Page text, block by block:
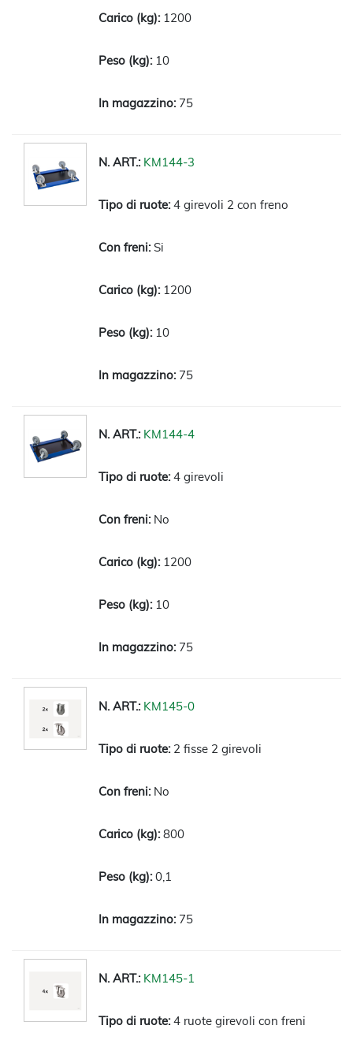
1200
10
75
KM144-3
4 girevoli 2 con freno
Si
1200
10
75
KM144-4
4 girevoli
No
1200
10
75
KM145-0
2 fisse 2 girevoli
No
800
0,1
75
KM145-1
4 ruote girevoli con freni